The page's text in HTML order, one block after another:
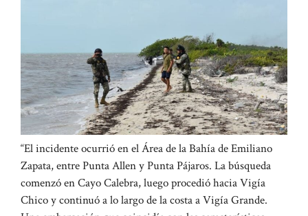
“El incidente ocurrió en el Área de la Bahía de Emiliano
Zapata, entre Punta Allen y Punta Pájaros. La búsqueda
comenzó en Cayo Calebra, luego procedió hacia Vigía
Chico y continuó a lo largo de la costa a Vigía Grande.